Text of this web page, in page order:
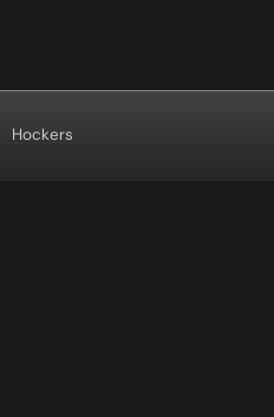
Hockers